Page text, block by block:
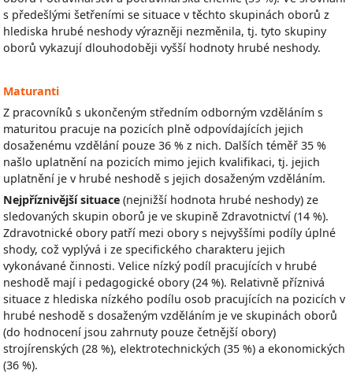
s předešlými šetřeními se situace v těchto skupinách oborů z
hlediska hrubé neshody výrazněji nezměnila, tj. tyto skupiny
oborů vykazují dlouhodoběji vyšší hodnoty hrubé neshody.
Maturanti
Z pracovníků s ukončeným středním odborným vzděláním s
maturitou pracuje na pozicích plně odpovídajících jejich
dosaženému vzdělání pouze 36 % z nich. Dalších téměř 35 %
našlo uplatnění na pozicích mimo jejich kvalifikaci, tj. jejich
uplatnění je v hrubé neshodě s jejich dosaženým vzděláním.
Nejpříznivější situace (nejnižší hodnota hrubé neshody) ze
sledovaných skupin oborů je ve skupině Zdravotnictví (14 %).
Zdravotnické obory patří mezi obory s nejvyššími podíly úplné
shody, což vyplývá i ze specifického charakteru jejich
vykonávané činnosti. Velice nízký podíl pracujících v hrubé
neshodě mají i pedagogické obory (24 %). Relativně příznivá
situace z hlediska nízkého podílu osob pracujících na pozicích v
hrubé neshodě s dosaženým vzděláním je ve skupinách oborů
(do hodnocení jsou zahrnuty pouze četnější obory)
strojírenských (28 %), elektrotechnických (35 %) a ekonomických
(36 %).